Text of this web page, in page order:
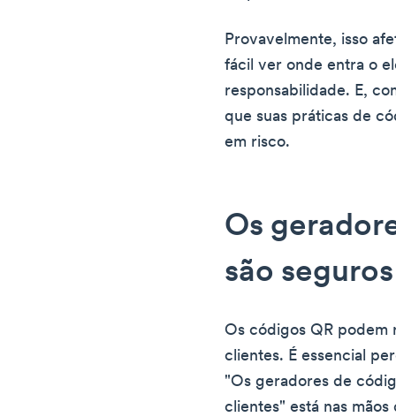
Provavelmente, isso
fácil ver onde entra o
responsabilidade. E,
que suas práticas de
em risco.
Os
são
Os códigos QR podem
clientes. É essencial
"Os geradores de
clientes" está nas